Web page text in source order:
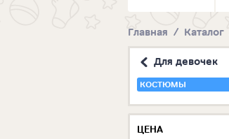
Главная / Каталог
Для девочек
КОСТЮМЫ
ЦЕНА